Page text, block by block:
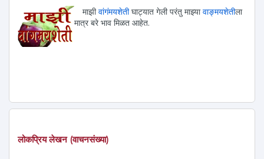
माझीवांगंमयशेतीघाट्यात गेली परंतु माझ्यावाङ्मयशेतीला
मात्र बरे भाव मिळत आहेत.
लोकप्रिय लेखन (वाचनसंख्या)